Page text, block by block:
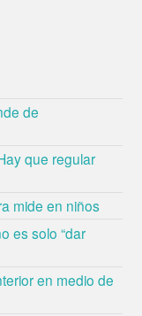
de
que regular
mide en niños
es solo “dar
en medio de